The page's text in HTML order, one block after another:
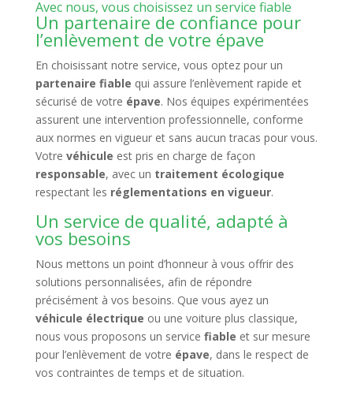
Avec nous, vous choisissez un service fiable
Un partenaire de confiance pour
l’enlèvement de votre épave
En choisissant notre service, vous optez pour un
partenaire fiable qui assure l’enlèvement rapide et
sécurisé de votre épave. Nos équipes expérimentées
assurent une intervention professionnelle, conforme
aux normes en vigueur et sans aucun tracas pour vous.
Votre véhicule est pris en charge de façon
responsable, avec un traitement écologique
respectant les réglementations en vigueur.
Un service de qualité, adapté à
vos besoins
Nous mettons un point d’honneur à vous offrir des
solutions personnalisées, afin de répondre
précisément à vos besoins. Que vous ayez un
véhicule électrique ou une voiture plus classique,
nous vous proposons un service fiable et sur mesure
pour l’enlèvement de votre épave, dans le respect de
vos contraintes de temps et de situation.